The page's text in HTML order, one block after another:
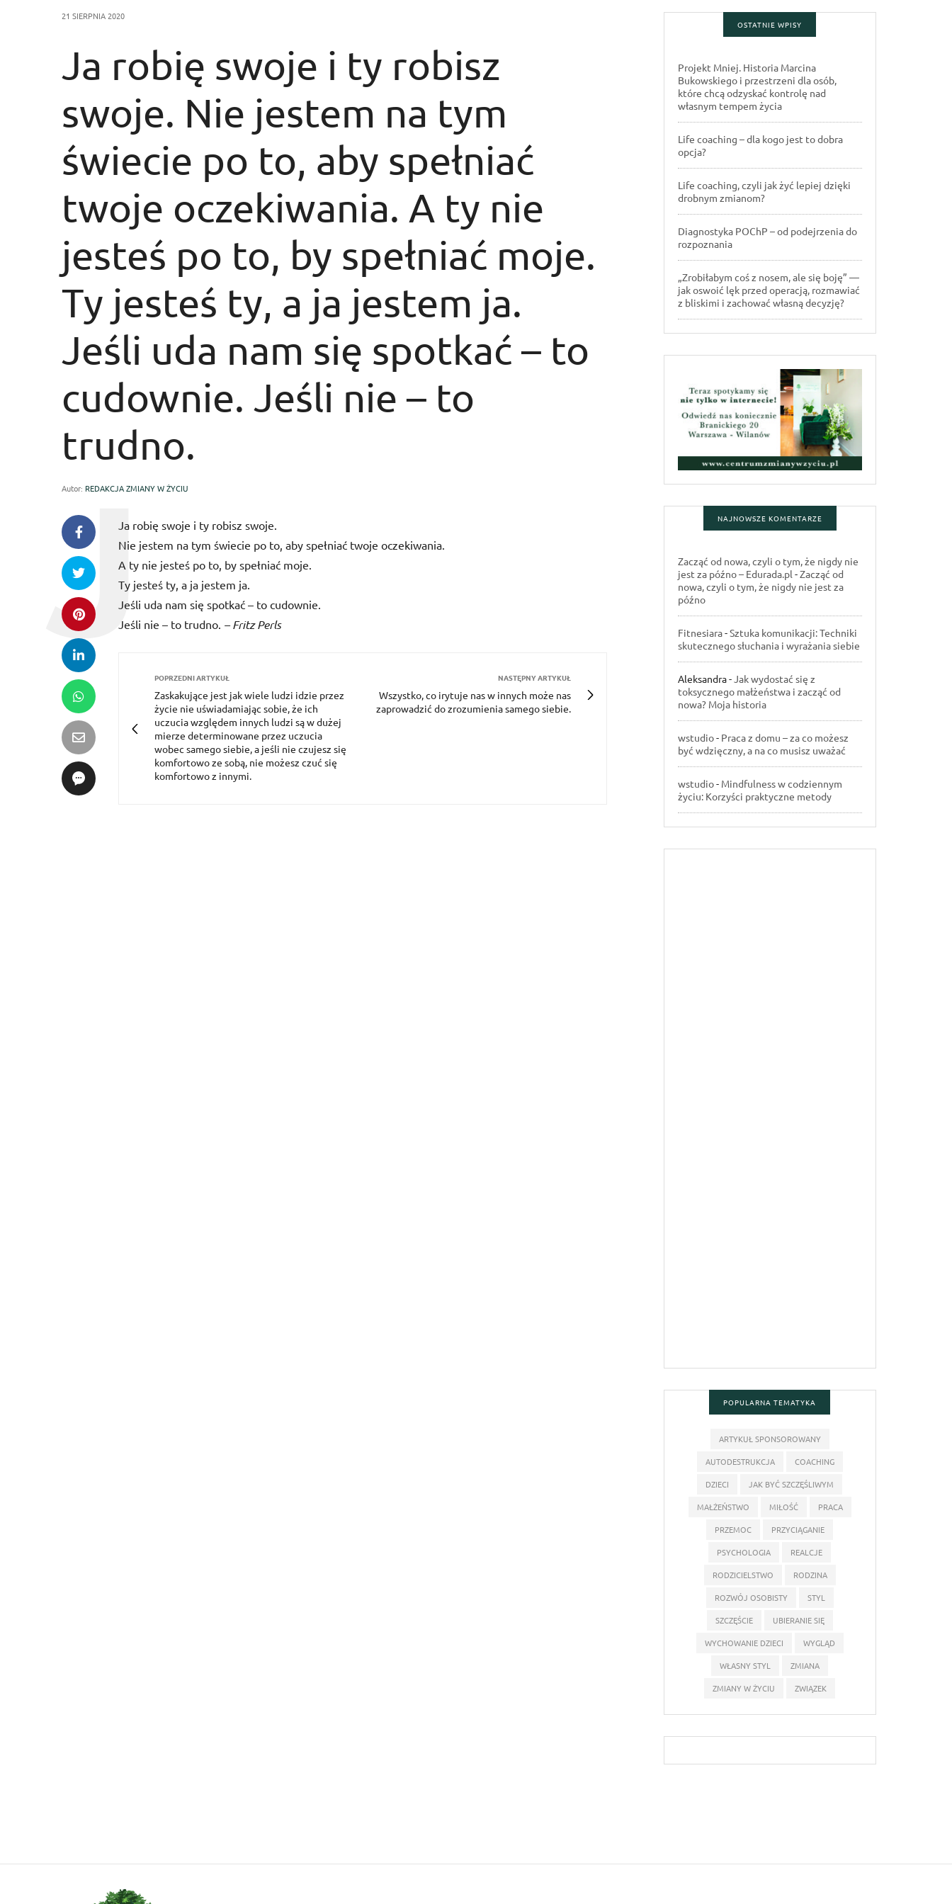
21 SIERPNIA 2020
Ja robię swoje i ty robisz
swoje. Nie jestem na tym
świecie po to, aby spełniać
twoje oczekiwania. A ty nie
jesteś po to, by spełniać moje.
Ty jesteś ty, a ja jestem ja.
Jeśli uda nam się spotkać – to
cudownie. Jeśli nie – to
trudno.
Autor: REDAKCJA ZMIANY W ŻYCIU
Ja robię swoje i ty robisz swoje.
Nie jestem na tym świecie po to, aby spełniać twoje oczekiwania.
A ty nie jesteś po to, by spełniać moje.
Ty jesteś ty, a ja jestem ja.
Jeśli uda nam się spotkać – to cudownie.
Jeśli nie – to trudno. – Fritz Perls
POPRZEDNI ARTYKUŁ
Zaskakujące jest jak wiele ludzi idzie przez
życie nie uświadamiając sobie, że ich
uczucia względem innych ludzi są w dużej
mierze determinowane przez uczucia
wobec samego siebie, a jeśli nie czujesz się
komfortowo ze sobą, nie możesz czuć się
komfortowo z innymi.
NASTĘPNY ARTYKUŁ
Wszystko, co irytuje nas w innych może nas
zaprowadzić do zrozumienia samego siebie.
OSTATNIE WPISY
Projekt Mniej. Historia Marcina
Bukowskiego i przestrzeni dla osób,
które chcą odzyskać kontrolę nad
własnym tempem życia
Life coaching – dla kogo jest to dobra
opcja?
Life coaching, czyli jak żyć lepiej dzięki
drobnym zmianom?
Diagnostyka POChP – od podejrzenia do
rozpoznania
„Zrobiłabym coś z nosem, ale się boję” —
jak oswoić lęk przed operacją, rozmawiać
z bliskimi i zachować własną decyzję?
NAJNOWSZE KOMENTARZE
Zacząć od nowa, czyli o tym, że nigdy nie
jest za późno – Edurada.pl -Zacząć od
nowa, czyli o tym, że nigdy nie jest za
późno
Fitnesiara-Sztuka komunikacji: Techniki
skutecznego słuchania i wyrażania siebie
Aleksandra-Jak wydostać się z
toksycznego małżeństwa i zacząć od
nowa? Moja historia
wstudio- Praca z domu – za co możesz
być wdzięczny, a na co musisz uważać
wstudio- Mindfulness w codziennym
życiu: Korzyści praktyczne metody
POPULARNA TEMATYKA
ARTYKUŁ SPONSOROWANY
AUTODESTRUKCJA
COACHING
DZIECI
JAK BYĆ SZCZĘŚLIWYM
MAŁŻEŃSTWO
MIŁOŚĆ
PRACA
PRZEMOC
PRZYCIĄGANIE
PSYCHOLOGIA
REALCJE
RODZICIELSTWO
RODZINA
ROZWÓJ OSOBISTY
STYL
SZCZĘŚCIE
UBIERANIE SIĘ
WYCHOWANIE DZIECI
WYGLĄD
WŁASNY STYL
ZMIANA
ZMIANY W ŻYCIU
ZWIĄZEK